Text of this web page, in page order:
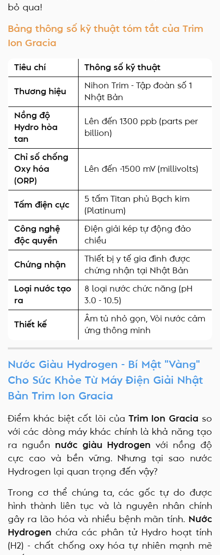
bỏ qua!
Bảng thông số kỹ thuật tóm tắt của Trim
Ion Gracia
Tiêu chí Thông số kỹ thuật
Thương hiệu
Nihon Trim - Tập đoàn số 1
Nhật Bản
Nồng độ
Hydro hòa
tan
Lên đến 1300 ppb (parts per
billion)
Chỉ số chống
Oxy hóa
(ORP)
Lên đến -1500 mV (millivolts)
Tấm điện cực
5 tấm Titan phủ Bạch kim
(Platinum)
Công nghệ
độc quyền
Điện giải kép tự động đảo
chiều
Chứng nhận
Thiết bị y tế gia đình được
chứng nhận tại Nhật Bản
Loại nước tạo
ra
8 loại nước chức năng (pH
3.0 - 10.5)
Thiết kế
Âm tủ nhỏ gọn, Vòi nước cảm
ứng thông minh
Nước Giàu Hydrogen - Bí Mật "Vàng"
Cho Sức Khỏe Từ Máy Điện Giải Nhật
Bản Trim Ion Gracia
Điểm khác biệt cốt lõi của Trim Ion Gracia so
với các dòng máy khác chính là khả năng tạo
ra nguồn nước giàu Hydrogen với nồng độ
cực cao và bền vững. Nhưng tại sao nước
Hydrogen lại quan trọng đến vậy?
Trong cơ thể chúng ta, các gốc tự do được
hình thành liên tục và là nguyên nhân chính
gây ra lão hóa và nhiều bệnh mãn tính. Nước
Hydrogen chứa các phân tử Hydro hoạt tính
(H2) - chất chống oxy hóa tự nhiên mạnh mẽ